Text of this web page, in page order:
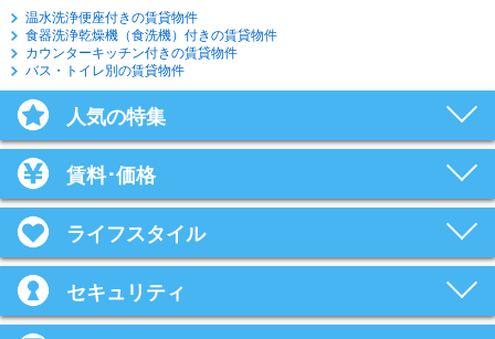
温水洗浄便座付きの賃貸物件
食器洗浄乾燥機（食洗機）付きの賃貸物件
カウンターキッチン付きの賃貸物件
バス・トイレ別の賃貸物件
人気の特集
賃料･価格
ライフスタイル
セキュリティ